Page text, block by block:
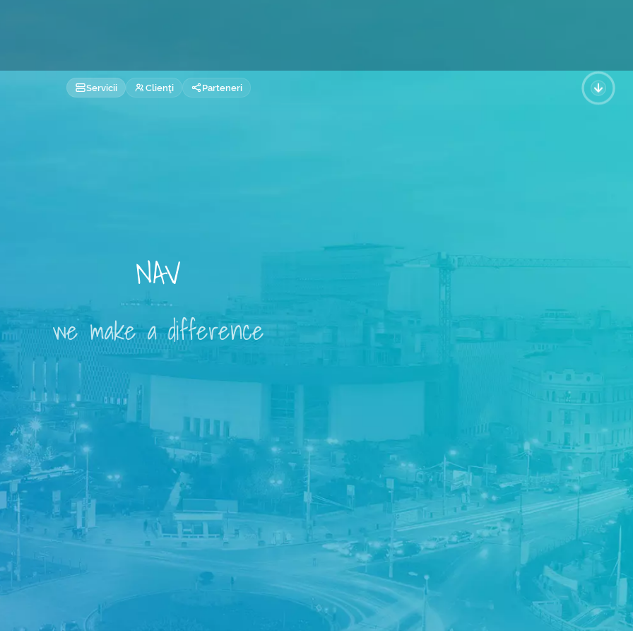
Servicii Clienţi Parteneri
NAV
we make a difference